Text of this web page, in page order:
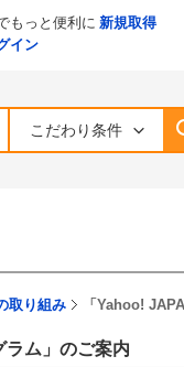
もっと便利に 新規取得
イン
こだわり条件
取り組み 「Yahoo!
ラム」のご案内